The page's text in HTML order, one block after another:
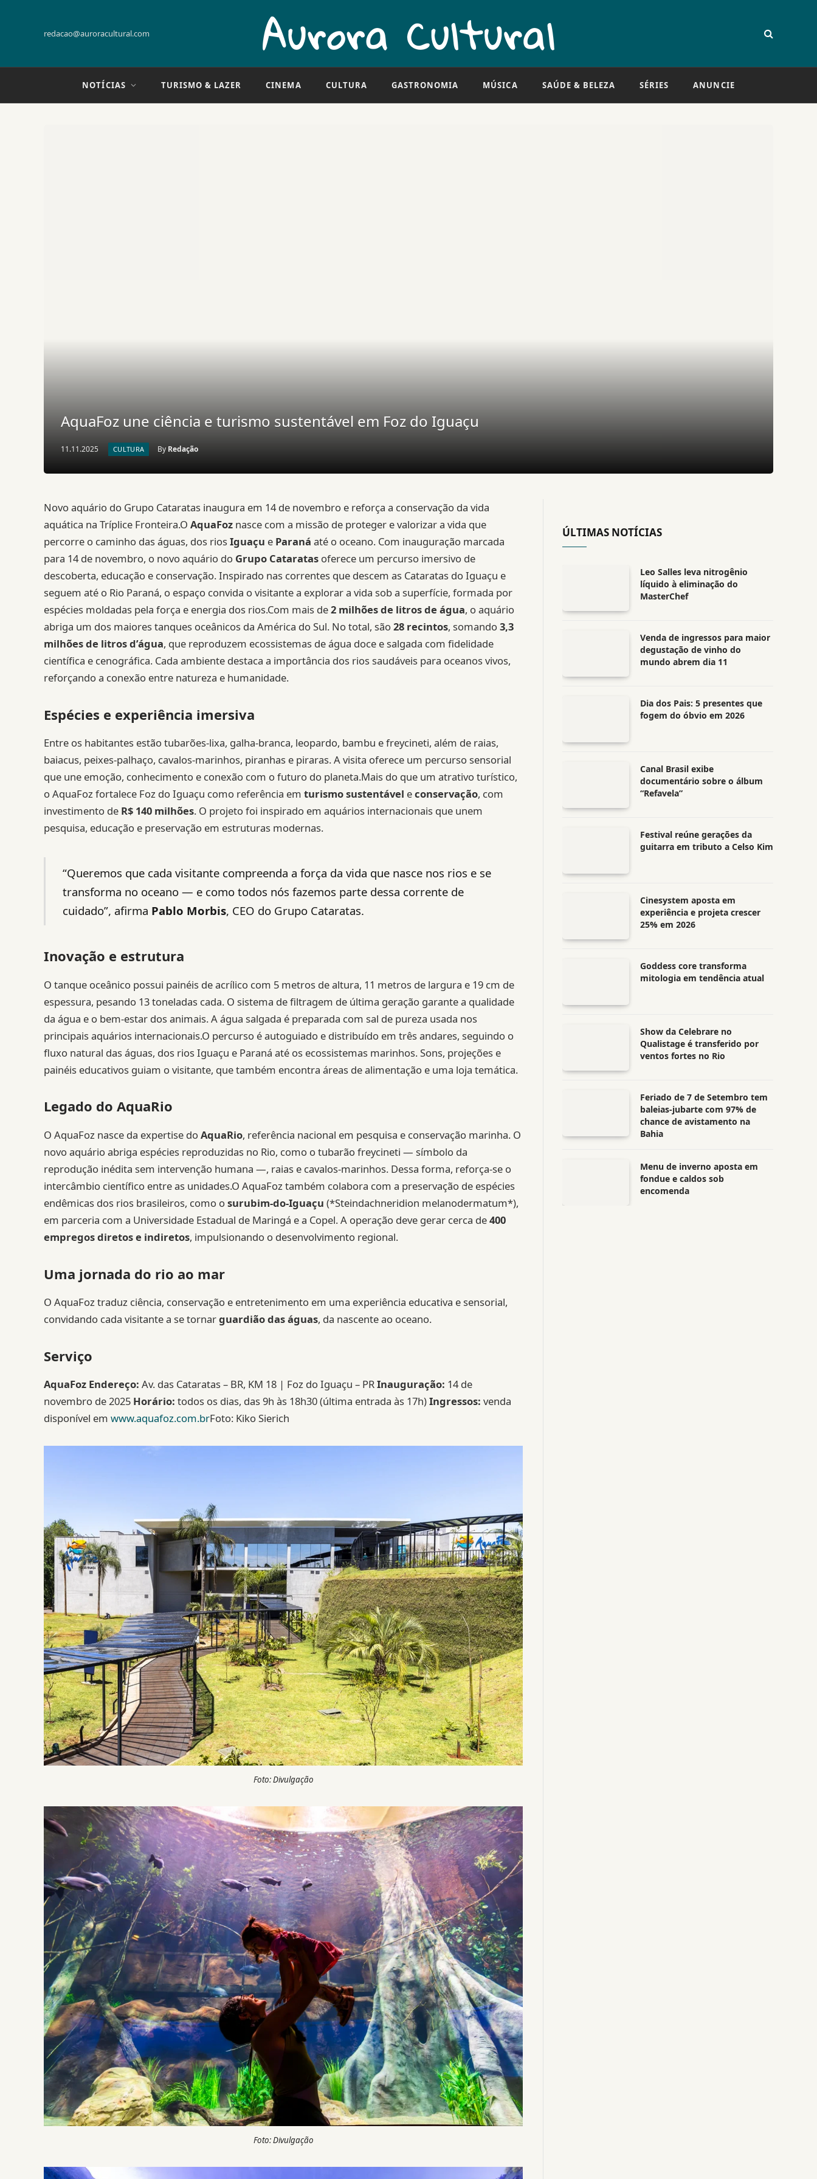
redacao@auroracultural.com
NOTÍCIAS TURISMO & LAZER CINEMA CULTURA GASTRONOMIA MÚSICA SAÚDE & BELEZA SÉRIES ANUNCIE
AquaFoz une ciência e turismo sustentável em Foz do Iguaçu
11.11.2025 CULTURA By Redação
Novo aquário do Grupo Cataratas inaugura em 14 de novembro e reforça a conservação da vida
aquática na Tríplice Fronteira.O AquaFoz nasce com a missão de proteger e valorizar a vida que
percorre o caminho das águas, dos riosIguaçu e Paraná até o oceano. Com inauguração marcada
para 14 de novembro, o novo aquário do Grupo Cataratas oferece um percurso imersivo de
descoberta, educação e conservação. Inspirado nas correntes que descem as Cataratas do Iguaçu e
seguem até o Rio Paraná, o espaço convida o visitante a explorar a vida sob a superfície, formada por
espécies moldadas pela força e energia dos rios.Com mais de2 milhões de litros de água, o aquário
abriga um dos maiores tanques oceânicos da América do Sul. No total, são 28 recintos, somando 3,3
milhões de litros d’água, que reproduzem ecossistemas de água doce e salgada com fidelidade
científica e cenográfica. Cada ambiente destaca a importância dos rios saudáveis para oceanos vivos,
reforçando a conexão entre natureza e humanidade.
Espécies e experiência imersiva
Entre os habitantes estão tubarões-lixa, galha-branca, leopardo, bambu e freycineti, além de raias,
baiacus, peixes-palhaço, cavalos-marinhos, piranhas e piraras. A visita oferece um percurso sensorial
que une emoção, conhecimento e conexão com o futuro do planeta.Mais do que um atrativo turístico,
o AquaFoz fortalece Foz do Iguaçu como referência em turismo sustentável econservação, com
investimento de R$ 140 milhões. O projeto foi inspirado em aquários internacionais que unem
pesquisa, educação e preservação em estruturas modernas.
“Queremos que cada visitante compreenda a força da vida que nasce nos rios e se
transforma no oceano — e como todos nós fazemos parte dessa corrente de
cuidado”, afirma Pablo Morbis, CEO do Grupo Cataratas.
Inovação e estrutura
O tanque oceânico possui painéis de acrílico com 5 metros de altura, 11 metros de largura e 19 cm de
espessura, pesando 13 toneladas cada. O sistema de filtragem de última geração garante a qualidade
da água e o bem-estar dos animais. A água salgada é preparada com sal de pureza usada nos
principais aquários internacionais.O percurso é autoguiado e distribuído em três andares, seguindo o
fluxo natural das águas, dos rios Iguaçu e Paraná até os ecossistemas marinhos. Sons, projeções e
painéis educativos guiam o visitante, que também encontra áreas de alimentação e uma loja temática.
Legado do AquaRio
O AquaFoz nasce da expertise do AquaRio, referência nacional em pesquisa e conservação marinha. O
novo aquário abriga espécies reproduzidas no Rio, como o tubarão freycineti — símbolo da
reprodução inédita sem intervenção humana —, raias e cavalos-marinhos. Dessa forma, reforça-se o
intercâmbio científico entre as unidades.O AquaFoz também colabora com a preservação de espécies
endêmicas dos rios brasileiros, como o surubim-do-Iguaçu (*Steindachneridion melanodermatum*),
em parceria com a Universidade Estadual de Maringá e a Copel. A operação deve gerar cerca de400
empregos diretos e indiretos, impulsionando o desenvolvimento regional.
Uma jornada do rio ao mar
O AquaFoz traduz ciência, conservação e entretenimento em uma experiência educativa e sensorial,
convidando cada visitante a se tornarguardião das águas, da nascente ao oceano.
Serviço
AquaFoz Endereço: Av. das Cataratas – BR, KM 18 | Foz do Iguaçu – PRInauguração: 14 de
novembro de 2025 Horário: todos os dias, das 9h às 18h30 (última entrada às 17h)Ingressos: venda
disponível em www.aquafoz.com.brFoto: Kiko Sierich
Foto: Divulgação
Foto: Divulgação
ÚLTIMAS NOTÍCIAS
Leo Salles leva nitrogênio
líquido à eliminação do
MasterChef
Venda de ingressos para maior
degustação de vinho do
mundo abrem dia 11
Dia dos Pais: 5 presentes que
fogem do óbvio em 2026
Canal Brasil exibe
documentário sobre o álbum
“Refavela”
Festival reúne gerações da
guitarra em tributo a Celso Kim
Cinesystem aposta em
experiência e projeta crescer
25% em 2026
Goddess core transforma
mitologia em tendência atual
Show da Celebrare no
Qualistage é transferido por
ventos fortes no Rio
Feriado de 7 de Setembro tem
baleias-jubarte com 97% de
chance de avistamento na
Bahia
Menu de inverno aposta em
fondue e caldos sob
encomenda